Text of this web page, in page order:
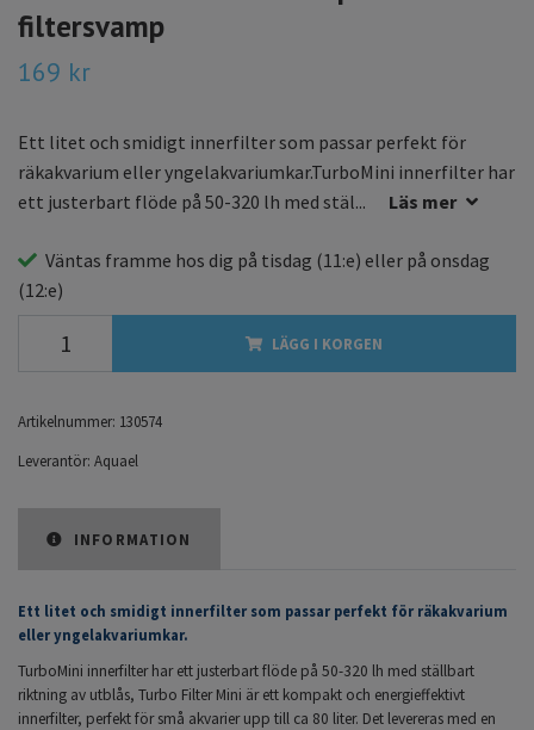
filtersvamp
169 kr
Ett litet och smidigt innerfilter som passar perfekt för
räkakvarium eller yngelakvariumkar.TurboMini innerfilter har
ett justerbart flöde på 50-320 lh med stäl...
Läs mer
Väntas framme hos dig på tisdag (11:e) eller på onsdag
(12:e)
LÄGG I KORGEN
Artikelnummer: 130574
Leverantör: Aquael
INFORMATION
Ett litet och smidigt innerfilter som passar perfekt för räkakvarium
eller yngelakvariumkar.
TurboMini innerfilter har ett justerbart flöde på 50-320 lh med ställbart
riktning av utblås, Turbo Filter Mini är ett kompakt och energieffektivt
innerfilter, perfekt för små akvarier upp till ca 80 liter. Det levereras med en